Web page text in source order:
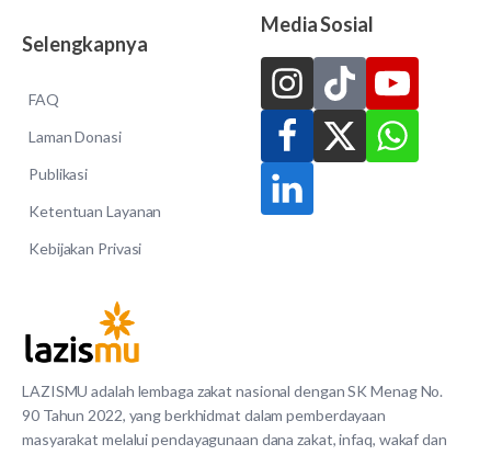
LAZISMU adalah lembaga zakat nasional dengan SK Menag No.
90 Tahun 2022, yang berkhidmat dalam pemberdayaan
masyarakat melalui pendayagunaan dana zakat, infaq, wakaf dan
Selengkapnya
FAQ
Laman Donasi
Publikasi
Ketentuan Layanan
Kebijakan Privasi
Media Sosial